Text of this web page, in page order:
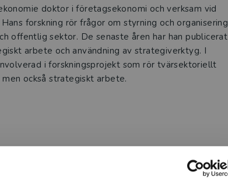
doktor i företagsekonomi och verksam vid
forskning rör frågor om styrning och organisering
offentlig sektor. De senaste åren har han publicerat
arbete och användning av strategiverktyg. I
i forskningsprojekt som rör tvärsektoriellt
också strategiskt arbete.